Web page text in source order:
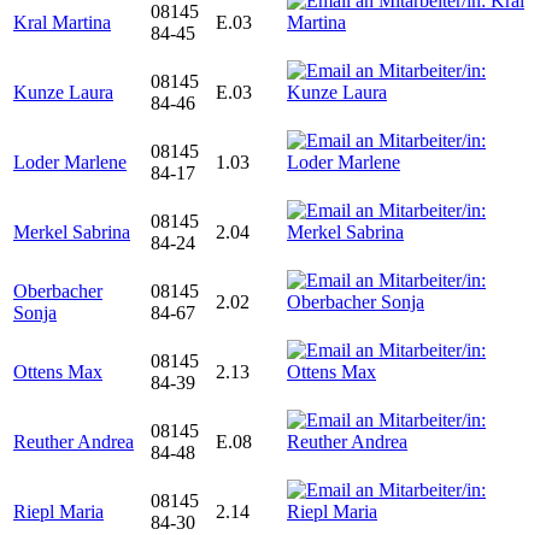
Kral Martina
08145
84-45
E.03
Kunze Laura
08145
84-46
E.03
Loder Marlene
08145
84-17
1.03
Merkel Sabrina
08145
84-24
2.04
Oberbacher
Sonja
08145
84-67
2.02
Ottens Max
08145
84-39
2.13
Reuther Andrea
08145
84-48
E.08
Riepl Maria
08145
84-30
2.14